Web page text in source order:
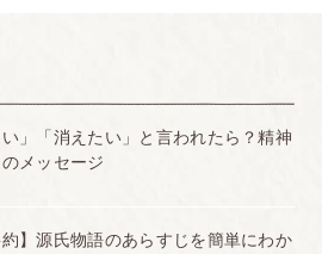
い」「消えたい」と言われたら？精神
メッセージ
約】源氏物語のあらすじを簡単にわか